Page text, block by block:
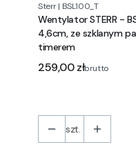
Sterr| BSL100_T
Wentylator STERR -
4,6cm, ze szklanym
timerem
Cena
259,00 złbrutto
szt.